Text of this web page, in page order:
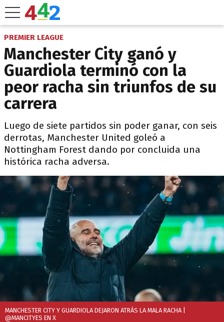
PREMIER LEAGUE
Manchester City ganó y
Guardiola terminó con la
peor racha sin triunfos de su
carrera
Luego de siete partidos sin poder ganar, con seis
derrotas, Manchester United goleó a
Nottingham Forest dando por concluida una
histórica racha adversa.
MANCHESTER CITY Y GUARDIOLA DEJARON ATRÁS LA MALA RACHA
@MANCITYES EN X